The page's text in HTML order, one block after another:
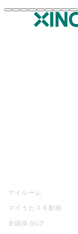
マイルーム
マイうたスキ動画
全国採点GP